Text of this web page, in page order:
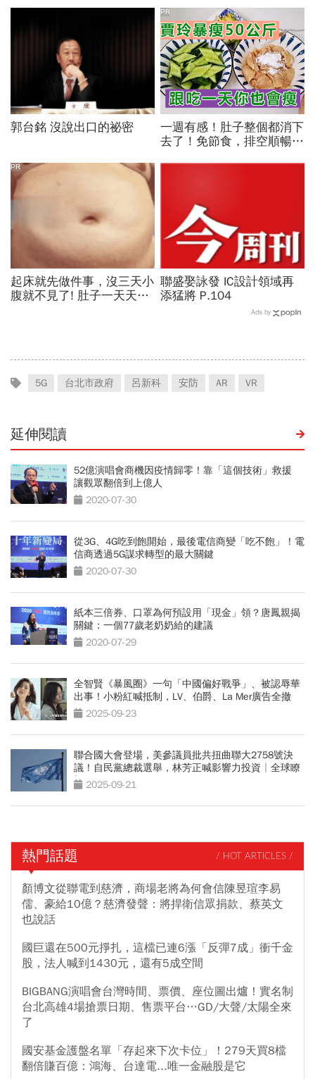
郭台銘 沒說出口的祕密
一週有感！肚子整個都消下
去了！免節食，排空順暢就
PR
起床就先做件事，沒三天小
腹就不見了! 肚子一天天變
PR
聯盛娶詠發 IC設計領域再
添猛將 P.104
Ads by
5G 台北市政府 呂新科 安防 AR VR
延伸閱讀
52億演唱會商機因疫情歸零！靠「這個技術」救援
讓觀眾翻倍到上億人
2020-07-30
從3G、4G吃到飽開始，最後電信商變「吃不飽」！電
信商透過5G謀求轉型的最大關鍵
2020-07-30
紙本三倍券、口罩為何預設用「現金」領？唐鳳親揭
關鍵：一個77歲老奶奶給的建議
2020-07-29
全智賢《暴風圈》一句「中國偏好戰爭」、被認辱華
出事！小粉紅喊抵制，LV、伯爵、La Mer廣告全撤
2025-09-23
聯合國大會登場，美參議員批共扭曲聯大2758號決
議！自民黨總裁選舉，林芳正喊影響力投資│全球瞭
望 2025-09-21
熱門話題 / HOT ARTICLES /
顏博文從聯電到慈濟，商場老將為何會信陳昱瑄李易
儒、豪給10億？慈濟發聲：將捍衛信眾捐款、蔡英文
也說話
國巨還在500元掙扎，這檔已連6漲「反彈7成」衝千金
股，法人喊到1430元，還有5成空間
BIGBANG演唱會台灣時間、票價、座位圖出爐！實名制
台北高雄4場搶票日期、售票平台…GD/大聲/太陽全來
了
國安基金護盤名單「存起來下次卡位」！279天買8檔
翻倍賺百億：鴻海、台達電...唯一金融股是它